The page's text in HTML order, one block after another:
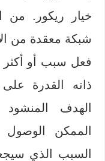
خيار ريكور. من
شبكة معقدة من
فعل سبب أو أكثر
ذاته القدرة
الهدف
الممكن الوصول
السبب الذي